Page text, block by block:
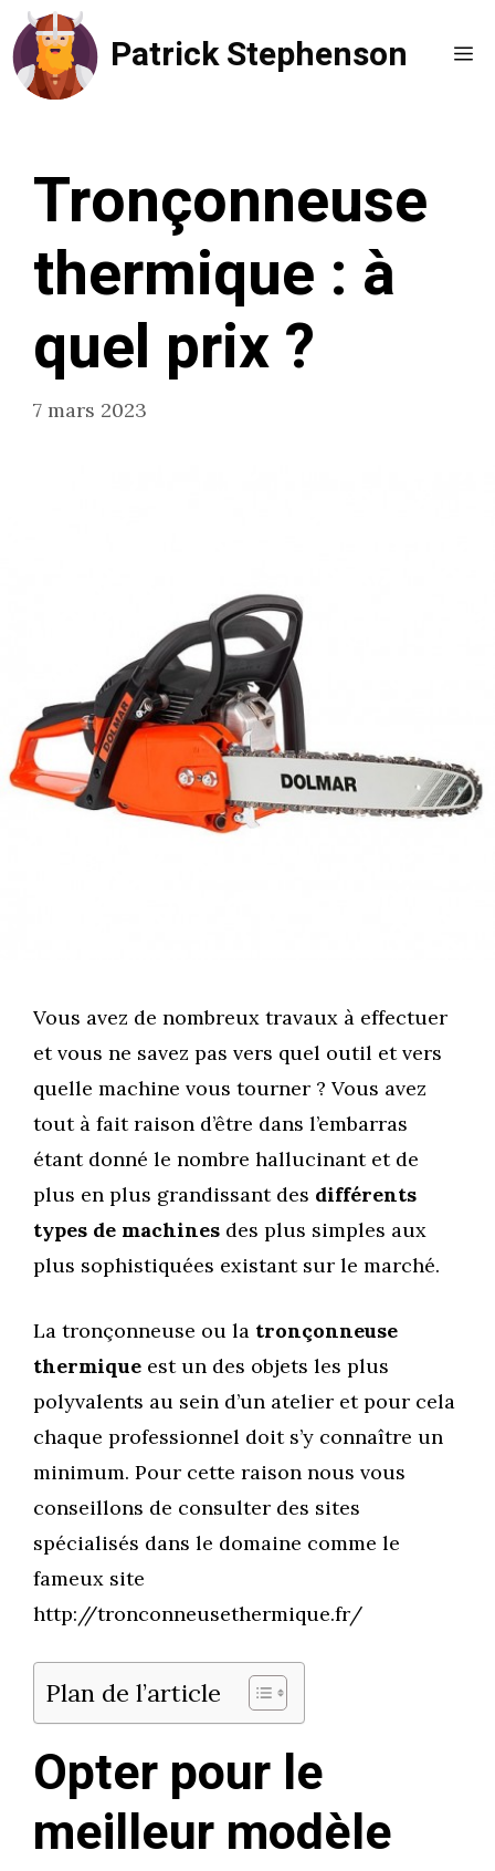
Aller
au
contenu
Patrick Stephenson
Tronçonneuse
thermique : à
quel prix ?
7 mars 2023
Vous avez de nombreux travaux à effectuer
et vous ne savez pas vers quel outil et vers
quelle machine vous tourner ? Vous avez
tout à fait raison d’être dans l’embarras
étant donné le nombre hallucinant et de
plus en plus grandissant des différents
types de machines des plus simples aux
plus sophistiquées existant sur le marché.
La tronçonneuse ou la tronçonneuse
thermique est un des objets les plus
polyvalents au sein d’un atelier et pour cela
chaque professionnel doit s’y connaître un
minimum. Pour cette raison nous vous
conseillons de consulter des sites
spécialisés dans le domaine comme le
fameux site
http://tronconneusethermique.fr/
Plan de l’article
Opter pour le
meilleur modèle